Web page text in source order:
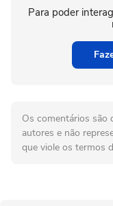
Para poder
Os comentários são
autores e não
que viole os termos